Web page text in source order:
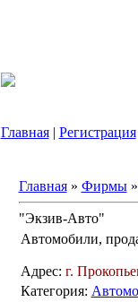
Главная| Регистрация
Главная» Фирмы»
"Экзив-Авто"
Автомобили,
Адрес: г.
Категория: